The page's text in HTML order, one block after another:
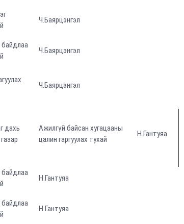
Ч.Баярцэнгэл
Ч.Баярцэнгэл
Ч.Баярцэнгэл
дахь
Ажилгүй байсан хугацааны
цалин гаргуулах тухай
Н.Гантуяа
Н.Гантуяа
Н.Гантуяа